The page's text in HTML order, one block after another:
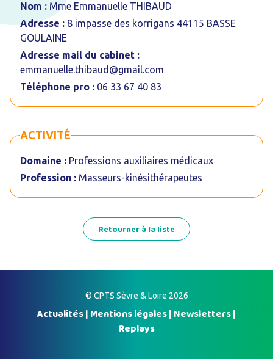
Nom : Mme Emmanuelle THIBAUD
Adresse : 8 impasse des korrigans 44115 BASSE
GOULAINE
Adresse mail du cabinet :
emmanuelle.thibaud@gmail.com
Téléphone pro : 06 33 67 40 83
ACTIVITÉ
Domaine : Professions auxiliaires médicaux
Profession : Masseurs-kinésithérapeutes
Retourner à la liste
© CPTS Sèvre & Loire 2026
Actualités| Mentions légales| Newsletters|
Replays